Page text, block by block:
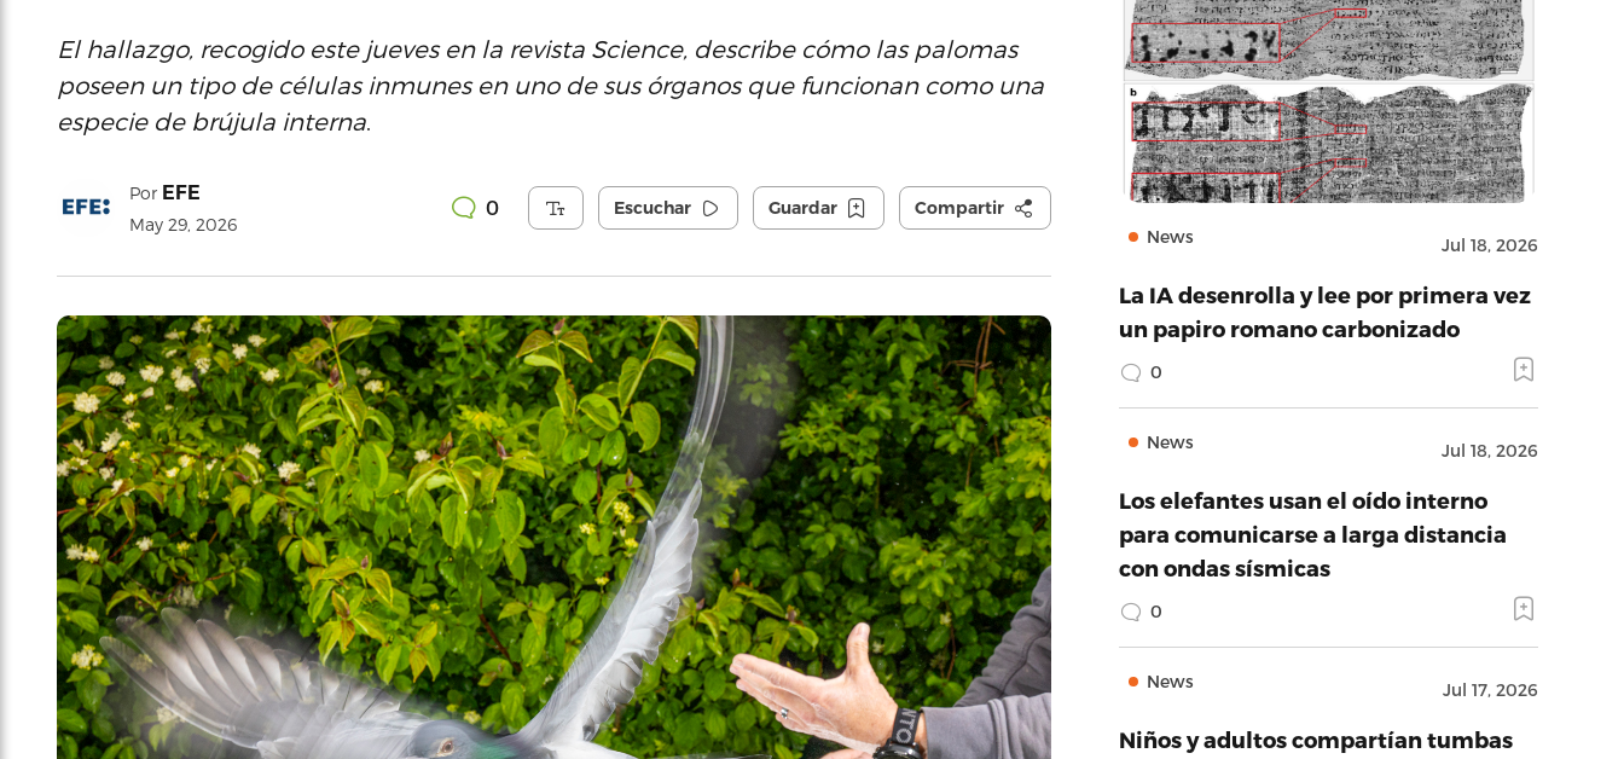
El hallazgo, recogido este jueves en la revista Science, describe cómo las palomas
poseen un tipo de células inmunes en uno de sus órganos que funcionan como una
especie de brújula interna.
Por EFE
May 29, 2026
0 Escuchar Guardar Compartir
News Jul 18, 2026
La IA desenrolla y lee por primera vez
un papiro romano carbonizado
0
News Jul 18, 2026
Los elefantes usan el oído interno
para comunicarse a larga distancia
con ondas sísmicas
0
News Jul 17, 2026
Niños y adultos compartían tumbas